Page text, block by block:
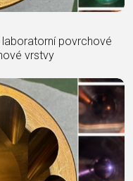
povrchové
vrstvy